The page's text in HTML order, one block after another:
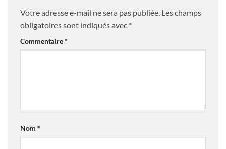
Votre adresse e-mail ne sera pas publiée. Les champs
obligatoires sont indiqués avec *
Commentaire*
Nom *